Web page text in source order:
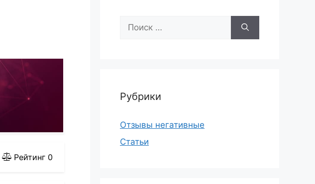
Рейтинг 0
Поиск:
Рубрики
Отзывы негативные
Статьи